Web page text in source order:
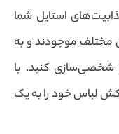
استایل شما
مختلف موجودند و به
کنید. با
لباس خود را به یک